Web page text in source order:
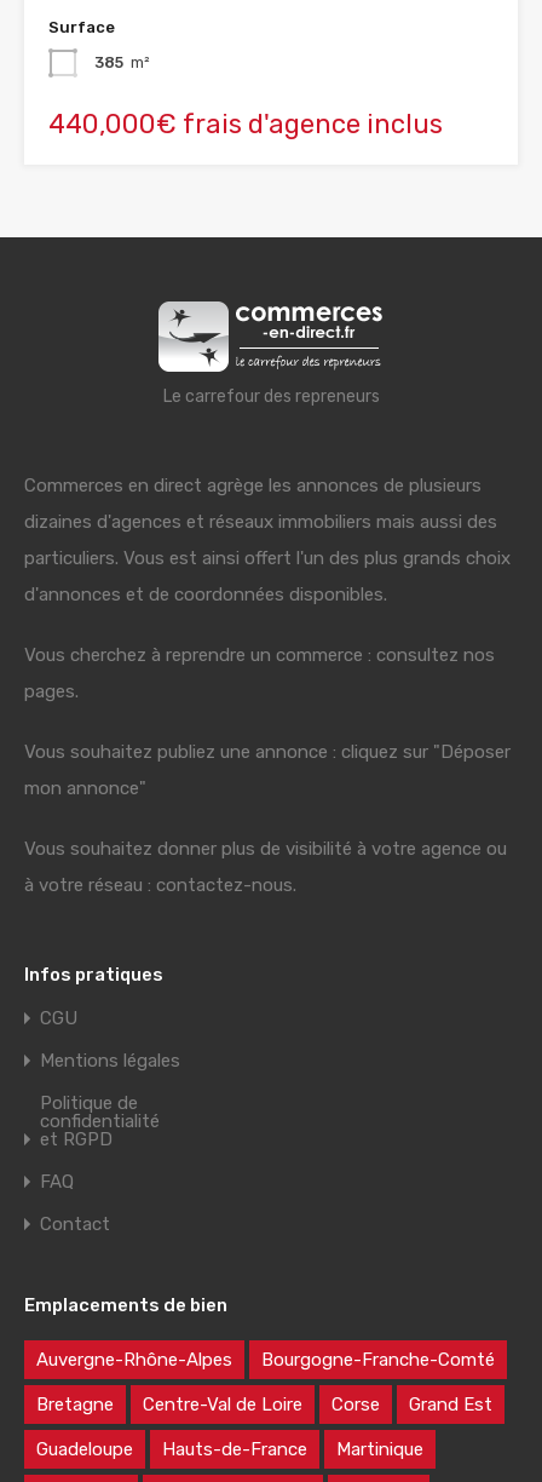
Surface
385 m²
440,000€ frais d'agence inclus
Le carrefour des repreneurs
Commerces en direct agrège les annonces de plusieurs
dizaines d'agences et réseaux immobiliers mais aussi des
particuliers. Vous est ainsi offert l'un des plus grands choix
d'annonces et de coordonnées disponibles.
Vous cherchez à reprendre un commerce : consultez nos
pages.
Vous souhaitez publiez une annonce : cliquez sur "Déposer
mon annonce"
Vous souhaitez donner plus de visibilité à votre agence ou
à votre réseau : contactez-nous.
Infos pratiques
CGU
Mentions légales
Politique de
confidentialité
et RGPD
FAQ
Contact
Emplacements de bien
Auvergne-Rhône-Alpes Bourgogne-Franche-Comté
Bretagne Centre-Val de Loire Corse Grand Est
Guadeloupe Hauts-de-France Martinique